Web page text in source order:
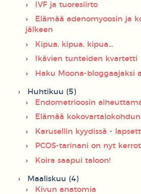
IVF ja tuoresiirto
Elämää adenomyoosin ja
jälkeen
Kipua, kipua, kipua...
Ikävien tunteiden kvartetti
Haku Moona-bloggaajaksi
Huhtikuu (5)
Endometrioosin
Elämää kokovartalokohdun
Karusellin kyydissä -
PCOS-tarinani on nyt
Koira saapui taloon!
Maaliskuu (4)
Kivun anatomia